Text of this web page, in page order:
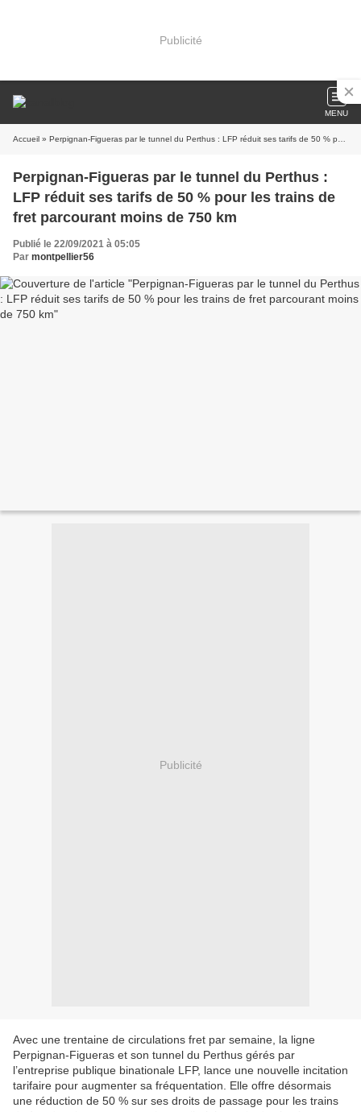
Publicité
MENU
Accueil » Perpignan-Figueras par le tunnel du Perthus : LFP réduit ses tarifs de 50 % pour les trains de fret parcourant moins de 750 km
Perpignan-Figueras par le tunnel du Perthus :
LFP réduit ses tarifs de 50 % pour les trains de
fret parcourant moins de 750 km
Publié le 22/09/2021 à 05:05
Par montpellier56
Publicité
Avec une trentaine de circulations fret par semaine, la ligne
Perpignan-Figueras et son tunnel du Perthus gérés par
l’entreprise publique binationale LFP, lance une nouvelle incitation
tarifaire pour augmenter sa fréquentation. Elle offre désormais
une réduction de 50 % sur ses droits de passage pour les trains